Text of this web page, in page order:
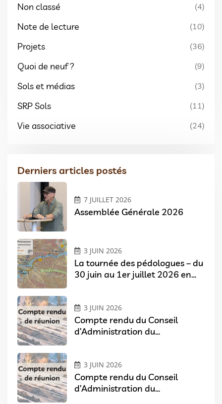
Non classé (4)
Note de lecture (10)
Projets (36)
Quoi de neuf ? (9)
Sols et médias (3)
SRP Sols (11)
Vie associative (24)
Derniers articles postés
7 JUILLET 2026
Assemblée Générale 2026
3 JUIN 2026
La tournée des pédologues – du
30 juin au 1er juillet 2026 en
3 JUIN 2026
Compte rendu du Conseil
d’Administration du
3 JUIN 2026
Compte rendu du Conseil
d’Administration du